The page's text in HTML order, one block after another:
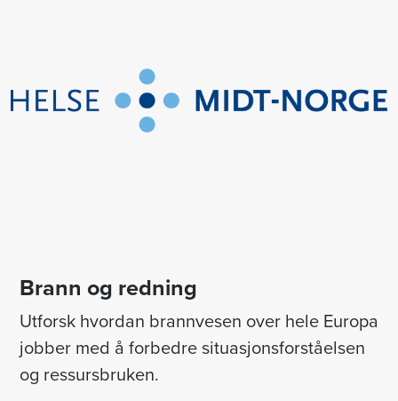
Brann og redning
Utforsk hvordan brannvesen over hele Europa
jobber med å forbedre situasjonsforståelsen
og ressursbruken.